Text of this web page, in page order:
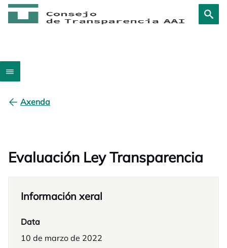
Axenda
Evaluación Ley Transparencia
Información xeral
Data
10 de marzo de 2022